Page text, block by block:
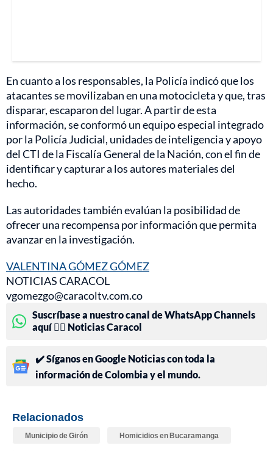
En cuanto a los responsables, la Policía indicó que los
atacantes se movilizaban en una motocicleta y que, tras
disparar, escaparon del lugar. A partir de esta
información, se conformó un equipo especial integrado
por la Policía Judicial, unidades de inteligencia y apoyo
del CTI de la Fiscalía General de la Nación, con el fin de
identificar y capturar a los autores materiales del
hecho.
Las autoridades también evalúan la posibilidad de
ofrecer una recompensa por información que permita
avanzar en la investigación.
VALENTINA GÓMEZ GÓMEZ
NOTICIAS CARACOL
vgomezgo@caracoltv.com.co
Suscríbase a nuestro canal de WhatsApp Channels
aquí 👉🏻 Noticias Caracol
✔️ Síganos en Google Noticias con toda la
información de Colombia y el mundo.
Relacionados
Municipio de Girón Homicidios en Bucaramanga